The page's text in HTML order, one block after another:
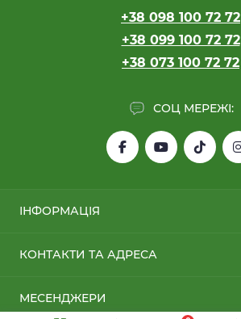
+38 098 100 72 72
+38 099 100 72 72
+38 073 100 72 72
СОЦ МЕРЕЖІ:
ІНФОРМАЦІЯ
Про нас
Сервіс та обслуговування
КОНТАКТИ ТА АДРЕСА
МЕСЕНДЖЕРИ